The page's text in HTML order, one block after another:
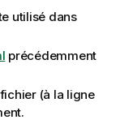
utilisé dans
précédemment
(à la ligne